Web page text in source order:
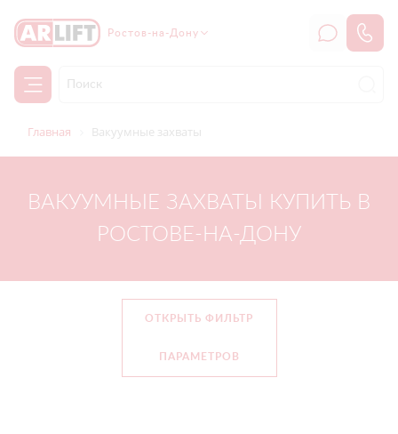
Ростов-на-Дону
Главная Вакуумные захваты
ВАКУУМНЫЕ ЗАХВАТЫ КУПИТЬ В
РОСТОВЕ-НА-ДОНУ
ОТКРЫТЬ ФИЛЬТР
ПАРАМЕТРОВ